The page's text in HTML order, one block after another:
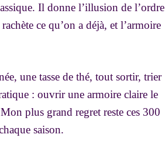
Il donne l’illusion de l’ordre
ce qu’on a déjà, et l’armoire
une tasse de thé, tout sortir, trier
: ouvrir une armoire claire le
plus grand regret reste ces 300
saison.